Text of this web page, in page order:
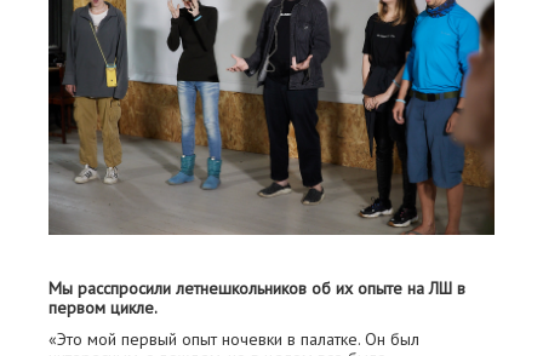
Мы расспросили летнешкольников об их опыте на ЛШ в
первом цикле.
«Это мой первый опыт ночевки в палатке. Он был